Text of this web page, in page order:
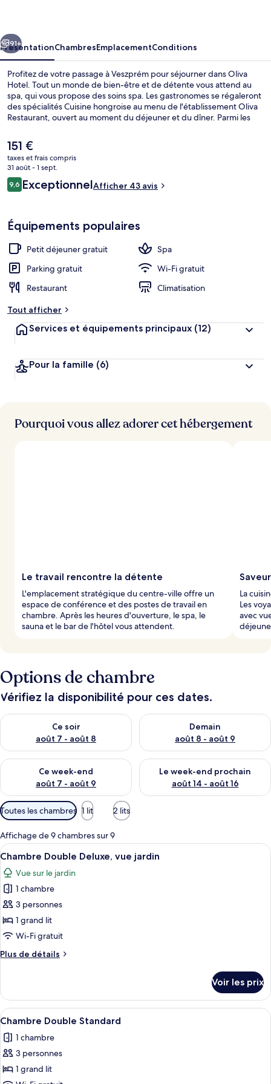
Suivant
91+
PrésentationChambresEmplacementConditions
Profitez de votre passage à Veszprém pour séjourner dans Oliva
Hotel. Tout un monde de bien-être et de détente vous attend au
spa, qui vous propose des soins spa. Les gastronomes se régaleront
des spécialités Cuisine hongroise au menu de l'établissement Oliva
Restaurant, ouvert au moment du déjeuner et du dîner. Parmi les
un sauna, et une terrasse.
Le
prix
actuel
est
de
151 €
taxes et frais compris
31 août - 1 sept.
Avis
voyageurs
9,69,6 sur 10
ExceptionnelAfficher 43 avis
Équipements populaires
Petit déjeuner gratuit
Spa
Parking gratuit
Wi-Fi gratuit
Restaurant
Climatisation
Tout afficher
Services et équipements principaux (12)
Pour la famille (6)
Pourquoi vous allez adorer cet hébergement
Le travail rencontre la détente
L'emplacement stratégique du centre-ville offre un
espace de conférence et des postes de travail en
chambre. Après les heures d'ouverture, le spa, le
sauna et le bar de l'hôtel vous attendent.
La
Les
avec
Options de chambre
Vérifiez la disponibilité pour ces dates.
Ce soir
août 7 - août 8
Vérifier la disponibilité pour ce soir août 7 - août 8
Demain
août 8 - août 9
Vérifier la disponibilité pour
Ce week-end
août 7 - août 9
Vérifier la disponibilité pour ce week-end août 7 - août 9
Le week-end prochain
août 14 - août 16
Vérifier la disponibilité pour
Filtres
disponibles
pour
les
chambres
Toutes les chambres 1 lit 2 lits
Affichage de 9 chambres sur 9
Afficher
toutes
les
photos
pour
ce
type
chambre :
Deluxe,
vue
jardin
Une chambre d’hôtel avec un lit, un
9
Chambre Double Deluxe, vue jardin
Vue sur le jardin
1 chambre
3 personnes
1 grand lit
Wi-Fi gratuit
Plus de détails
Plus
le
type
de
Chambre
Double
vue
Voir les prix
Afficher
toutes
les
photos
pour
Un lit double avec une literie
9
Chambre Double Standard
1 chambre
3 personnes
1 grand lit